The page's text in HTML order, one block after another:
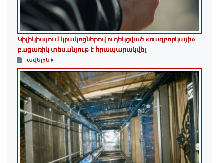
Կիլիկիայում կրակոցներով ուղեկցված «ռազբորկայի»
բացառիկ տեսանյութ է հրապարակվել
ավելին